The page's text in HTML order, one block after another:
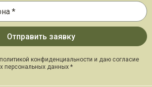
конфиденциальности и даю согласие
персональных данных *